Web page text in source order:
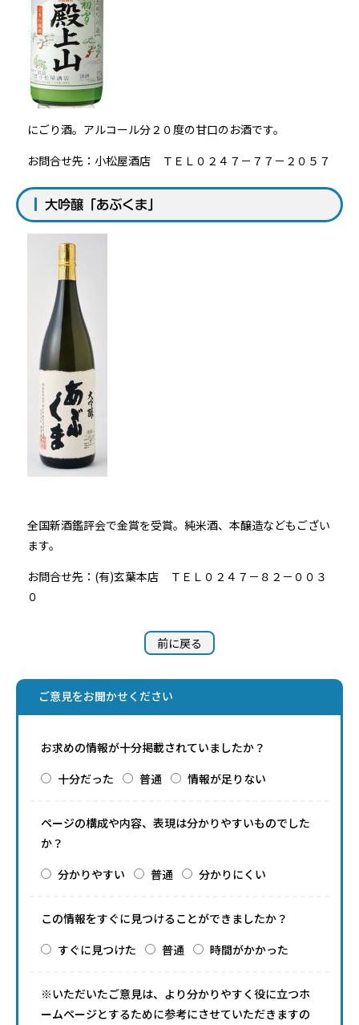
にごり酒。アルコール分２０度の甘口のお酒です。
お問合せ先：小松屋酒店 ＴＥＬ０２４７－７７－２０５７
大吟醸「あぶくま」
全国新酒鑑評会で金賞を受賞。純米酒、本醸造などもござい
ます。
お問合せ先：(有)玄葉本店 ＴＥＬ０２４７－８２－００３
０
前に戻る
ご意見をお聞かせください
お求めの情報が十分掲載されていましたか？
十分だった
普通 情報が足りない
ページの構成や内容、表現は分かりやすいものでした
か？
分かりやすい
普通 分かりにくい
この情報をすぐに見つけることができましたか？
すぐに見つけた
普通 時間がかかった
※いただいたご意見は、より分かりやすく役に立つホ
ームページとするために参考にさせていただきますの